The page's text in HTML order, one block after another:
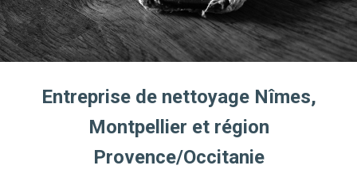
Entreprise de nettoyage Nîmes,
Montpellier et région
Provence/Occitanie